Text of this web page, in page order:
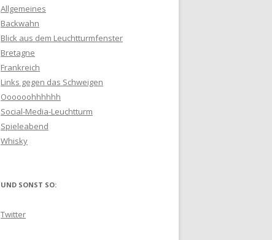
Allgemeines
Backwahn
Blick aus dem Leuchtturmfenster
Bretagne
Frankreich
Links gegen das Schweigen
Oooooohhhhhh
Social-Media-Leuchtturm
Spieleabend
Whisky
UND SONST SO:
Twitter